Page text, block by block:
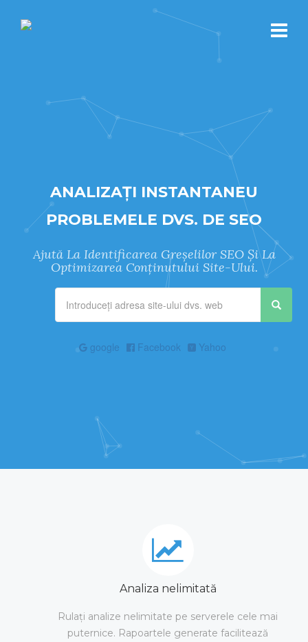
ANALIZAȚI INSTANTANEU
PROBLEMELE DVS. DE SEO
Ajută La Identificarea Greșelilor SEO Și La
Optimizarea Conținutului Site-Ului.
google Facebook Yahoo
Analiza nelimitată
Rulați analize nelimitate pe serverele cele mai
puternice. Rapoartele generate facilitează